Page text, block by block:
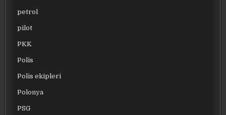
petrol
pilot
PKK
Polis
Polis ekipleri
Polonya
PSG